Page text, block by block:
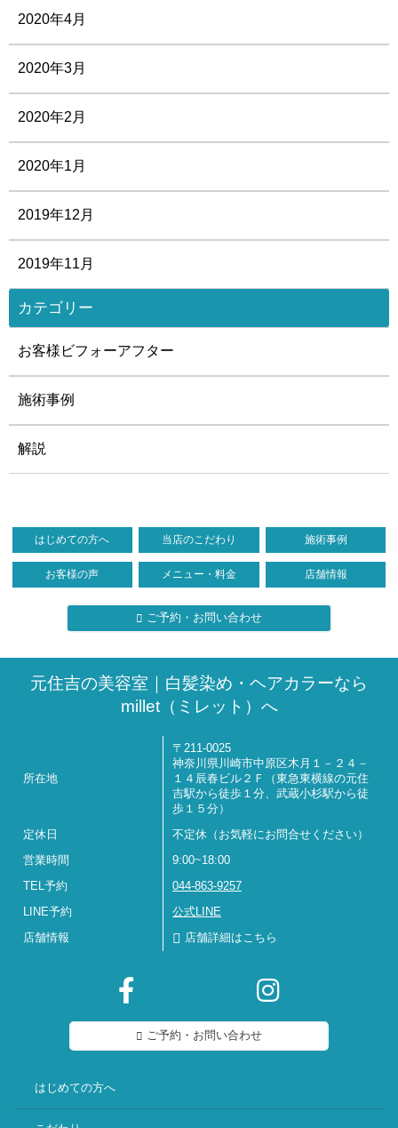
2020年4月
2020年3月
2020年2月
2020年1月
2019年12月
2019年11月
カテゴリー
お客様ビフォーアフター
施術事例
解説
はじめての方へ 当店のこだわり 施術事例
お客様の声 メニュー・料金 店舗情報
ご予約・お問い合わせ
元住吉の美容室｜白髪染め・ヘアカラーなら
millet（ミレット）へ
所在地
〒211-0025
神奈川県川崎市中原区木月１－２４－
１４辰春ビル２Ｆ（東急東横線の元住
吉駅から徒歩１分、武蔵小杉駅から徒
歩１５分）
定休日 不定休（お気軽にお問合せください）
営業時間 9:00~18:00
TEL予約 044-863-9257
LINE予約 公式LINE
店舗情報 店舗詳細はこちら
ご予約・お問い合わせ
はじめての方へ